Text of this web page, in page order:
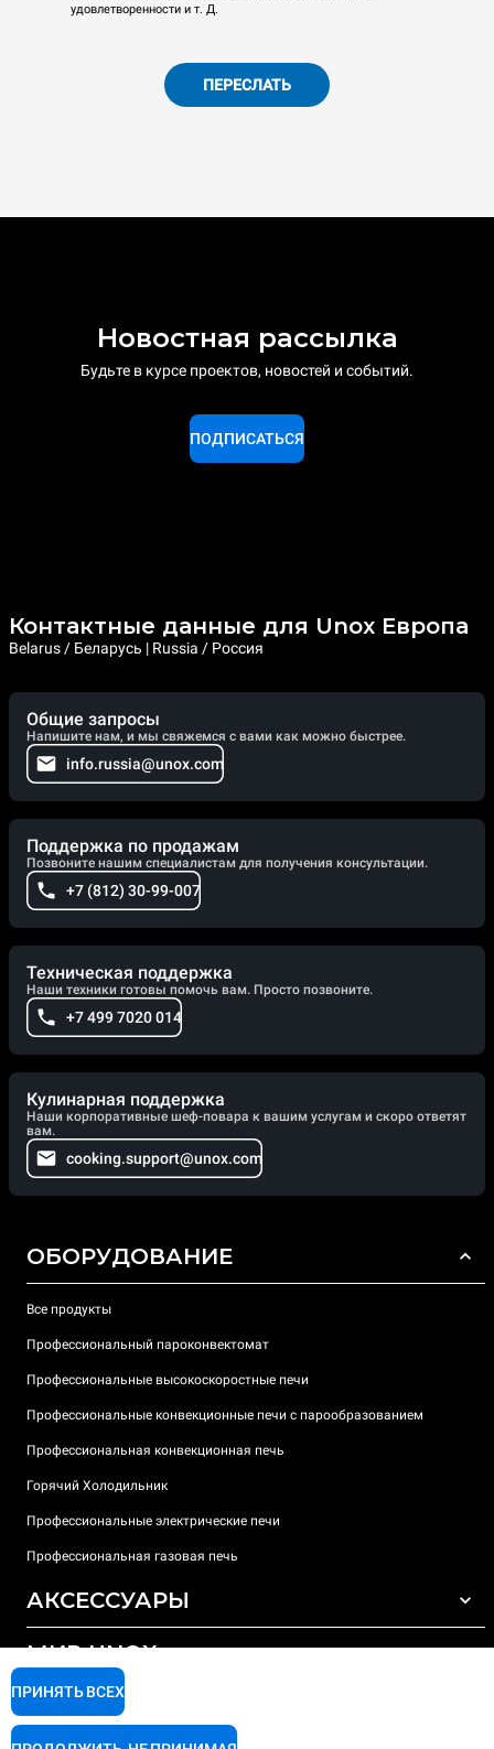
удовлетворенности и т. Д.
ПЕРЕСЛАТЬ
Новостная рассылка
Будьте в курсе проектов, новостей и событий.
ПОДПИСАТЬСЯ
Контактные данные для Unox Европа
Belarus / Беларусь | Russia / Россия
Общие запросы
Напишите нам, и мы свяжемся с вами как можно быстрее.
info.russia@unox.com
Поддержка по продажам
Позвоните нашим специалистам для получения консультации.
+7 (812) 30-99-007
Техническая поддержка
Наши техники готовы помочь вам. Просто позвоните.
+7 499 7020 014
Кулинарная поддержка
Наши корпоративные шеф-повара к вашим услугам и скоро ответят
вам.
cooking.support@unox.com
ОБОРУДОВАНИЕ
Все продукты
Профессиональный пароконвектомат
Профессиональные высокоскоростные печи
Профессиональные конвекционные печи с парообразованием
Профессиональная конвекционная печь
Горячий Холодильник
Профессиональные электрические печи
Профессиональная газовая печь
АКСЕССУАРЫ
Моющие средства для автоматической мойки
Моющие средства для мойки вручную
МИР UNOX
Наши офисы по всему миру
ПОДДЕРЖКА
ПРИНЯТЬ ВСЕХ